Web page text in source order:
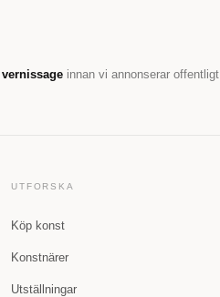
innan vi annonserar offentligt.
UTFORSKA
Köp konst
Konstnärer
Utställningar